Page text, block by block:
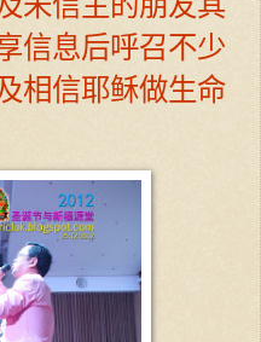
信息后呼召不少
相信耶稣做生命